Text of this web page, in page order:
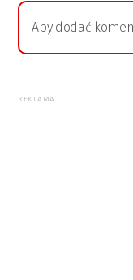
Aby dodać
REKLAMA